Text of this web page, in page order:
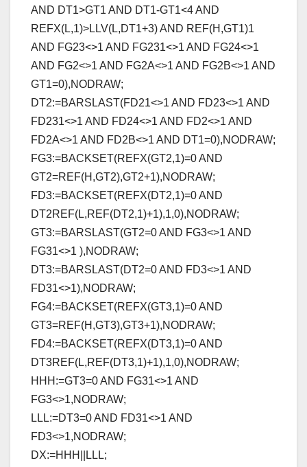
AND DT1>GT1 AND DT1-GT1<4 AND
REFX(L,1)>LLV(L,DT1+3) AND REF(H,GT1)1
AND FG23<>1 AND FG231<>1 AND FG24<>1
AND FG2<>1 AND FG2A<>1 AND FG2B<>1 AND
GT1=0),NODRAW;
DT2:=BARSLAST(FD21<>1 AND FD23<>1 AND
FD231<>1 AND FD24<>1 AND FD2<>1 AND
FD2A<>1 AND FD2B<>1 AND DT1=0),NODRAW;
FG3:=BACKSET(REFX(GT2,1)=0 AND
GT2=REF(H,GT2),GT2+1),NODRAW;
FD3:=BACKSET(REFX(DT2,1)=0 AND
DT2REF(L,REF(DT2,1)+1),1,0),NODRAW;
GT3:=BARSLAST(GT2=0 AND FG3<>1 AND
FG31<>1 ),NODRAW;
DT3:=BARSLAST(DT2=0 AND FD3<>1 AND
FD31<>1),NODRAW;
FG4:=BACKSET(REFX(GT3,1)=0 AND
GT3=REF(H,GT3),GT3+1),NODRAW;
FD4:=BACKSET(REFX(DT3,1)=0 AND
DT3REF(L,REF(DT3,1)+1),1,0),NODRAW;
HHH:=GT3=0 AND FG31<>1 AND
FG3<>1,NODRAW;
LLL:=DT3=0 AND FD31<>1 AND
FD3<>1,NODRAW;
DX:=HHH||LLL;